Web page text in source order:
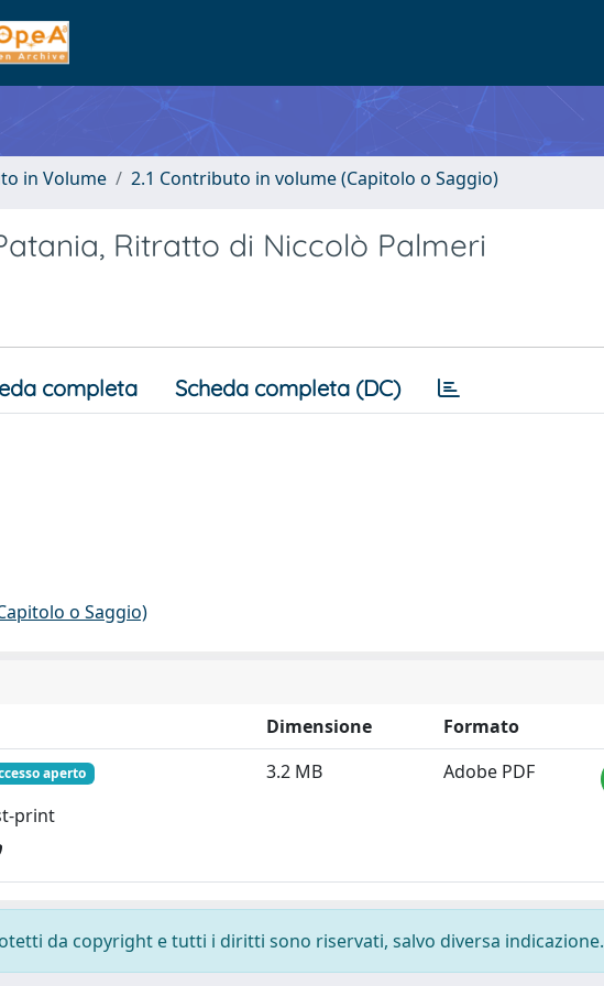
in Volume 2.1 Contributo in volume (Capitolo o Saggio)
Ritratto di Niccolò Palmeri
completa Scheda completa (DC)
o Saggio)
Dimensione
Formato
aperto
print
3.2 MB Adobe PDF
da copyright e tutti i diritti sono riservati, salvo diversa indicazione.